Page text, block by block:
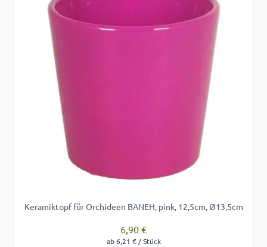
Keramiktopf für Orchideen BANEH, pink, 12,5cm, Ø13,5cm
6,90 €
ab 6,21 € / Stück